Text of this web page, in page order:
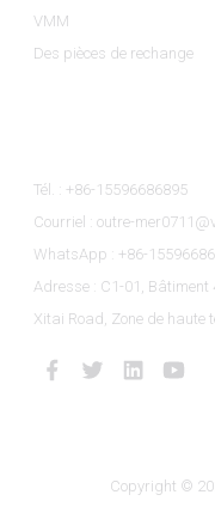
VMM
Des pièces de rechange
Tél. : +86-15596686895
Courriel : outre-
WhatsApp : +86-
Adresse : C1-01,
Xitai Road, Zone de haute
Copyright ©